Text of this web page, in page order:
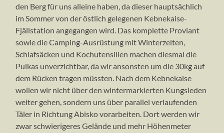
den Berg für uns alleine haben, da dieser hauptsächlich
im Sommer von der östlich gelegenen Kebnekaise-
Fjällstation angegangen wird. Das komplette Proviant
sowie die Camping-Ausrüstung mit Winterzelten,
Schlafsäcken und Kochutensilien machen diesmal die
Pulkas unverzichtbar, da wir ansonsten um die 30kg auf
dem Rücken tragen müssten. Nach dem Kebnekaise
wollen wir nicht über den wintermarkierten Kungsleden
weiter gehen, sondern uns über parallel verlaufenden
Täler in Richtung Abisko vorarbeiten. Dort werden wir
zwar schwierigeres Gelände und mehr Höhenmeter